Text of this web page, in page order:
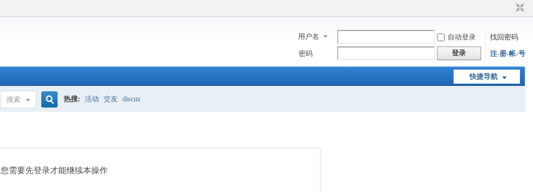
用户名 自动登录
找回密码
密码
登录 注-册-帐-号
快捷导航
搜索
索
热搜: 活动 交友 discuz
您需要先登录才能继续本操作